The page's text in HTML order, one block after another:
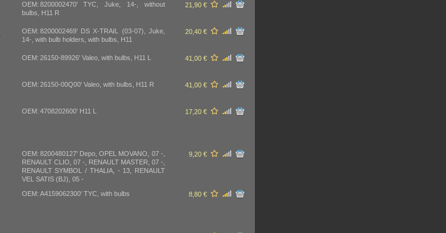
OEM: 8200002470' TYC, Juke, 14-, without
bulbs, H11 R
21,90 €
OEM: 8200002469' DS X-TRAIL (03-07), Juke,
14-, with bulb holders, with bulbs, H11
20,40 €
OEM: 26150-89926' Valeo, with bulbs, H11 L 41,00 €
OEM: 26150-00Q00' Valeo, with bulbs, H11 R 41,00 €
OEM: 4708202600' H11 L 17,20 €
OEM: 8200480127' Depo, OPEL MOVANO, 07 -,
RENAULT CLIO, 07 -, RENAULT MASTER, 07 -,
RENAULT SYMBOL / THALIA, - 13, RENAULT
VEL SATIS (BJ), 05 -
9,20 €
OEM: A4159062300' TYC, with bulbs 8,80 €